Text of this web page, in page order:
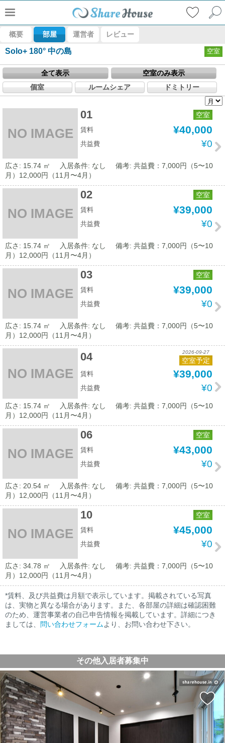
概要 部屋 運営者 レビュー
Solo+ 180° 中の島 空室
全て表示
空室のみ表示
個室
ルームシェア ドミトリー
NO IMAGE
01 空室
賃料 ¥40,000
共益費 ¥0
広さ: 15.74 ㎡ 入居条件: なし
備考: 共益費：7,000円（5〜10
月）12,000円（11月〜4月）
NO IMAGE
02 空室
賃料 ¥39,000
共益費 ¥0
広さ: 15.74 ㎡ 入居条件: なし
備考: 共益費：7,000円（5〜10
月）12,000円（11月〜4月）
NO IMAGE
03 空室
賃料 ¥39,000
共益費 ¥0
広さ: 15.74 ㎡ 入居条件: なし
備考: 共益費：7,000円（5〜10
月）12,000円（11月〜4月）
NO IMAGE
04 2026-09-27
空室予定
賃料 ¥39,000
共益費 ¥0
広さ: 15.74 ㎡ 入居条件: なし
備考: 共益費：7,000円（5〜10
月）12,000円（11月〜4月）
NO IMAGE
06 空室
賃料 ¥43,000
共益費 ¥0
広さ: 20.54 ㎡ 入居条件: なし
備考: 共益費：7,000円（5〜10
月）12,000円（11月〜4月）
NO IMAGE
10 空室
賃料 ¥45,000
共益費 ¥0
広さ: 34.78 ㎡ 入居条件: なし
備考: 共益費：7,000円（5〜10
月）12,000円（11月〜4月）
*賃料、及び共益費は月額で表示しています。掲載されている写真
は、実物と異なる場合があります。また、各部屋の詳細は確認困難
のため、運営事業者の自己申告情報を掲載しています。詳細につき
ましては、
問い合わせフォームより、お問い合わせ下さい。
その他入居者募集中